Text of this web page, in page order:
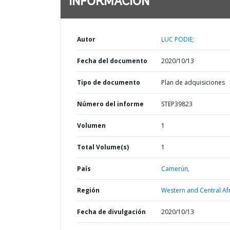
Autor LUC PODIE;
Fecha del documento 2020/10/13
Tipo de documento Plan de adquisiciones
Número del informe STEP39823
Volumen 1
Total Volume(s) 1
País Camerún,
Región Western and Central
Fecha de divulgación 2020/10/13